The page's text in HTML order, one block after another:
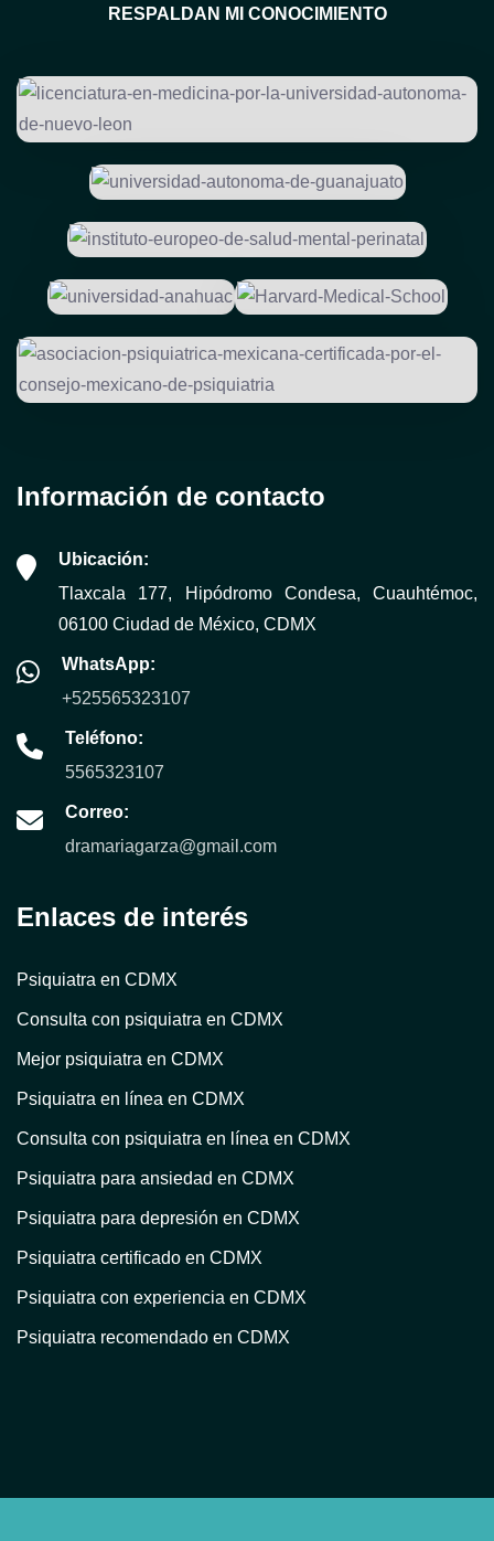
RESPALDAN MI CONOCIMIENTO
Información de contacto
Ubicación:
Tlaxcala 177, Hipódromo Condesa, Cuauhtémoc,
06100 Ciudad de México, CDMX
WhatsApp:
+525565323107
Teléfono:
5565323107
Correo:
dramariagarza@gmail.com
Enlaces de interés
Psiquiatra en CDMX
Consulta con psiquiatra en CDMX
Mejor psiquiatra en CDMX
Psiquiatra en línea en CDMX
Consulta con psiquiatra en línea en CDMX
Psiquiatra para ansiedad en CDMX
Psiquiatra para depresión en CDMX
Psiquiatra certificado en CDMX
Psiquiatra con experiencia en CDMX
Psiquiatra recomendado en CDMX
Psiquiatra con terapia en CDMX